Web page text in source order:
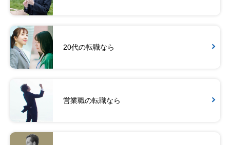
20代の転職なら
営業職の転職なら